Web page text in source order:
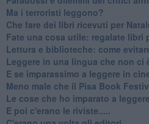
Ma i terroristi leggono?
​Che fare dei libri ricevuti per
​Fate una cosa utile: regalate libri
​Lettura e biblioteche: come
Leggere in una lingua che non ci
​E se imparassimo a leggere in
​Meno male che il Pisa Book
​Le cose che ho imparato a
​E poi c'erano le riviste.....